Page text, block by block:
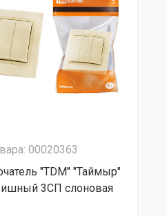
00020363
"TDM" "Таймыр"
3CП слоновая